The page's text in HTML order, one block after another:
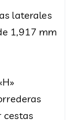
laterales
1,917 mm
cestas